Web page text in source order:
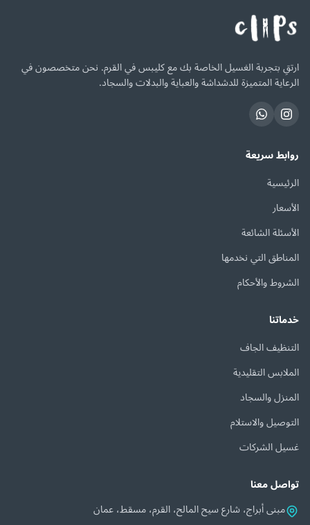
ارتقِ بتجربة الغسيل الخاصة بك مع كليبس في القرم. نحن متخصصون في
الرعاية المتميزة للدشداشة والعباية والبدلات والسجاد.
روابط سريعة
الرئيسية
الأسعار
الأسئلة الشائعة
المناطق التي نخدمها
الشروط والأحكام
خدماتنا
التنظيف الجاف
الملابس التقليدية
المنزل والسجاد
التوصيل والاستلام
غسيل الشركات
تواصل معنا
مبنى أبراج، شارع سيح المالح، القرم، مسقط، عمان